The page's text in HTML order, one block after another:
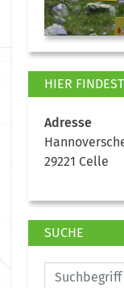
HIER
Adresse
29221 Celle
SUCHE